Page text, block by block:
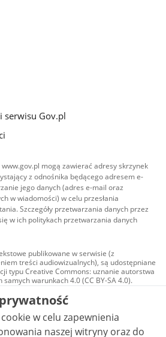
serwisu Gov.pl
mogą zawierać adresy skrzynek
z odnośnika będącego adresem e-
jego danych (adres e-mail oraz
w wiadomości) w celu przesłania
Szczegóły przetwarzania danych przez
w ich politykach przetwarzania danych
publikowane w serwisie (z
treści audiowizualnych), są udostępniane
typu Creative Commons: uznanie autorstwa
samych warunkach 4.0 (CC BY-SA 4.0).
audiowizualne, w tym zdjęcia, materiały
są udostępniane na licencji typu
Commons: uznanie autorstwa użycie
- bez utworów zależnych 4.0 (CC BY-
o ile nie jest to stwierdzone inaczej.
w celu zapewnienia
naszej witryny oraz do